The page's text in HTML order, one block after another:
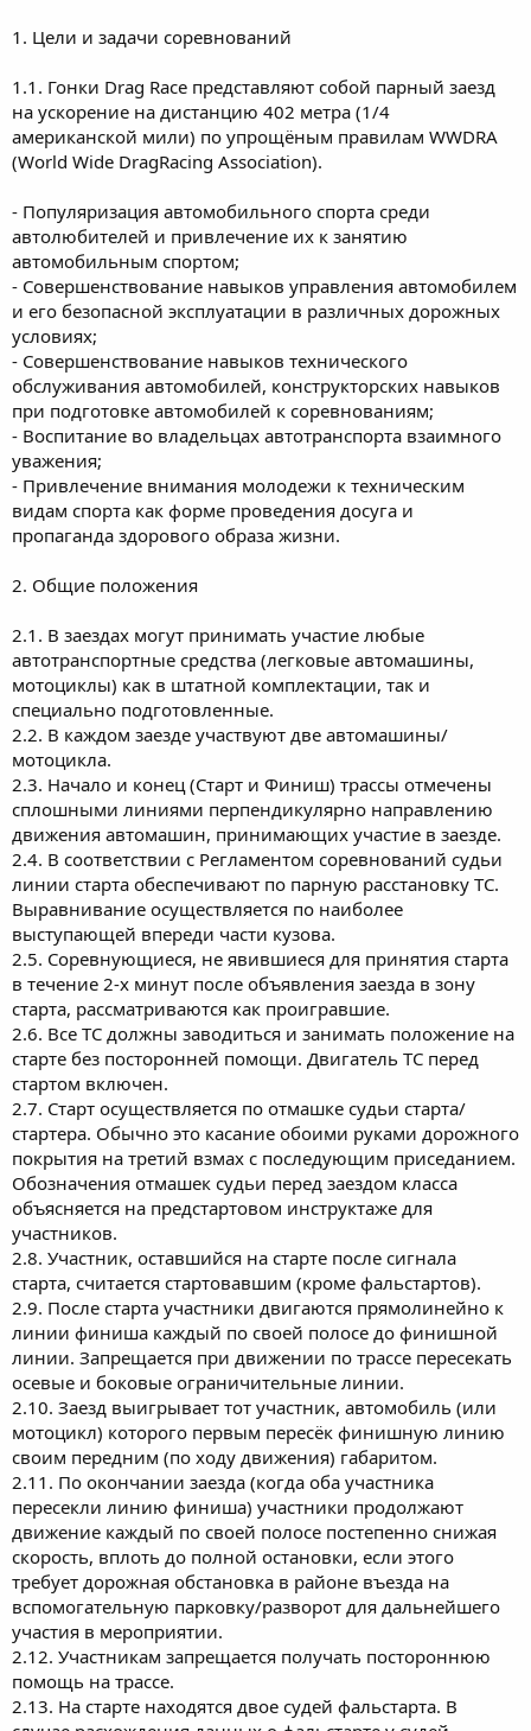
1. Цели и задачи соревнований
1.1. Гонки Drag Race представляют собой парный заезд
на ускорение на дистанцию 402 метра (1/4
американской мили) по упрощёным правилам WWDRA
(World Wide DragRacing Association).
- Популяризация автомобильного спорта среди
автолюбителей и привлечение их к занятию
автомобильным спортом;
- Совершенствование навыков управления автомобилем
и его безопасной эксплуатации в различных дорожных
условиях;
- Совершенствование навыков технического
обслуживания автомобилей, конструкторских навыков
при подготовке автомобилей к соревнованиям;
- Воспитание во владельцах автотранспорта взаимного
уважения;
- Привлечение внимания молодежи к техническим
видам спорта как форме проведения досуга и
пропаганда здорового образа жизни.
2. Общие положения
2.1. В заездах могут принимать участие любые
автотранспортные средства (легковые автомашины,
мотоциклы) как в штатной комплектации, так и
специально подготовленные.
2.2. В каждом заезде участвуют две автомашины/
мотоцикла.
2.3. Начало и конец (Старт и Финиш) трассы отмечены
сплошными линиями перпендикулярно направлению
движения автомашин, принимающих участие в заезде.
2.4. В соответствии с Регламентом соревнований судьи
линии старта обеспечивают по парную расстановку ТС.
Выравнивание осуществляется по наиболее
выступающей впереди части кузова.
2.5. Соревнующиеся, не явившиеся для принятия старта
в течение 2-х минут после объявления заезда в зону
старта, рассматриваются как проигравшие.
2.6. Все ТС должны заводиться и занимать положение на
старте без посторонней помощи. Двигатель ТС перед
стартом включен.
2.7. Старт осуществляется по отмашке судьи старта/
стартера. Обычно это касание обоими руками дорожного
покрытия на третий взмах с последующим приседанием.
Обозначения отмашек судьи перед заездом класса
объясняется на предстартовом инструктаже для
участников.
2.8. Участник, оставшийся на старте после сигнала
старта, считается стартовавшим (кроме фальстартов).
2.9. После старта участники двигаются прямолинейно к
линии финиша каждый по своей полосе до финишной
линии. Запрещается при движении по трассе пересекать
осевые и боковые ограничительные линии.
2.10. Заезд выигрывает тот участник, автомобиль (или
мотоцикл) которого первым пересёк финишную линию
своим передним (по ходу движения) габаритом.
2.11. По окончании заезда (когда оба участника
пересекли линию финиша) участники продолжают
движение каждый по своей полосе постепенно снижая
скорость, вплоть до полной остановки, если этого
требует дорожная обстановка в районе въезда на
вспомогательную парковку/разворот для дальнейшего
участия в мероприятии.
2.12. Участникам запрещается получать постороннюю
помощь на трассе.
2.13. На старте находятся двое судей фальстарта. В